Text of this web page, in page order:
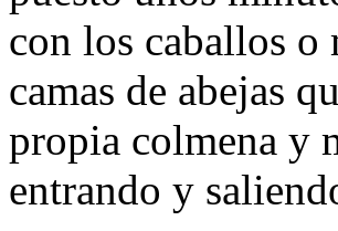
con los caballos o
camas de abejas
propia colmena y
entrando y